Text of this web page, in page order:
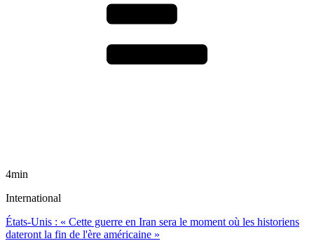
4min
International
États-Unis : « Cette guerre en Iran sera le moment où les historiens
dateront la fin de l'ère américaine »